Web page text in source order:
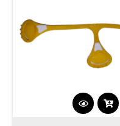
Dit